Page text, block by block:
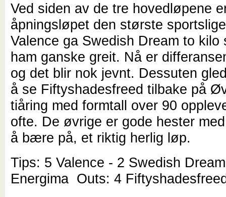
Ved siden av de tre hovedløpene
åpningsløpet den største
Valence ga Swedish Dream to kilo
ham ganske greit. Nå er
og det blir nok jevnt. Dessuten
å se Fiftyshadesfreed tilbake på
tiåring med formtall over 90
ofte. De øvrige er gode hester
å bære på, et riktig herlig løp.
Tips: 5 Valence - 2 Swedish
Energima Outs: 4